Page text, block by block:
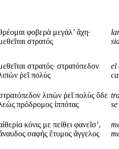
φοβερὰ μεγάλ’ ἄχη·
στρατός
στρατός· στρατόπεδον
ῥεῖ πολύς
el
λιπὼν ῥεῖ πολὺς ὅδε
πρόδρομος ἱππότας
κόνις με πείθει φανεῖσ’,
σαφὴς ἔτυμος ἄγγελος